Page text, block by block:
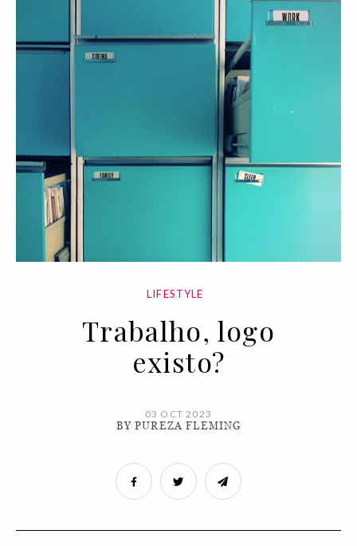
LIFESTYLE
Trabalho, logo
existo?
03 OCT 2023
BY PUREZA FLEMING